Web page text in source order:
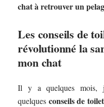
chat à retrouver un
Les conseils de
révolutionné la
mon chat
Il y a quelques mois,
quelques conseils de